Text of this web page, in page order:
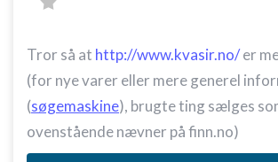
Tror så at http://www.kvasir.no/er
(for nye varer eller mere generel
(søgemaskine), brugte ting sælges
ovenstående nævner på finn.no)